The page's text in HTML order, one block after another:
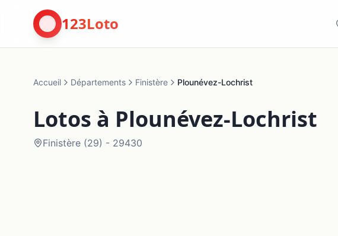
123Loto
Accueil Départements Finistère Plounévez-Lochrist
Lotos à Plounévez-Lochrist
Finistère (29) - 29430